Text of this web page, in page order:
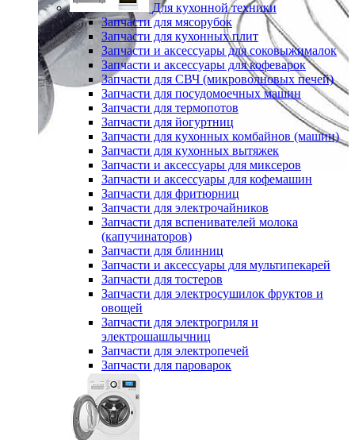
Для кухонной техники
Запчасти для мясорубок
Запчасти для кухонных плит
Запчасти и аксессуары для соковыжималок
Запчасти и аксессуары для кофеварок
Запчасти для СВЧ (микроволновых печей)
Запчасти для посудомоечных машин
Запчасти для термопотов
Запчасти для йогуртниц
Запчасти для кухонных комбайнов (машин)
Запчасти для кухонных вытяжек
Запчасти и аксессуары для миксеров
Запчасти и аксессуары для кофемашин
Запчасти для фритюрниц
Запчасти для электрочайников
Запчасти для вспенивателей молока
(капучинаторов)
Запчасти для блинниц
Запчасти и аксессуары для мультипекарей
Запчасти для тостеров
Запчасти для электросушилок фруктов и
овощей
Запчасти для электрогриля и
электрошашлычниц
Запчасти для электропечей
Запчасти для пароварок